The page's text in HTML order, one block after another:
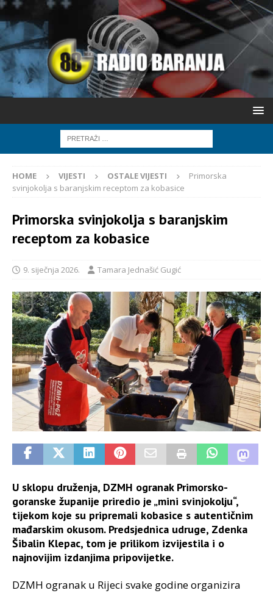
HOME VIJESTI OSTALE VIJESTI
Primorska
svinjokolja s baranjskim receptom za kobasice
Primorska svinjokolja s baranjskim
receptom za kobasice
9. siječnja 2026. Tamara Jednašić Gugić
U sklopu druženja, DZMH ogranak Primorsko-
goranske županije priredio je „mini svinjokolju“,
tijekom koje su pripremali kobasice s autentičnim
mađarskim okusom. Predsjednica udruge, Zdenka
Šibalin Klepac, tom je prilikom izvijestila i o
najnovijim izdanjima pripovijetke.
DZMH ogranak u Rijeci svake godine organizira